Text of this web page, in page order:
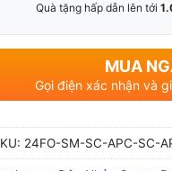
Quà tặng hấp dẫn lên tới
MUA
Gọi điện xác nhận và
24FO-SM-SC-APC-SC-